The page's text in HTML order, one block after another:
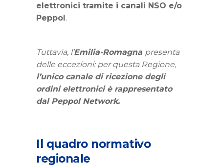
elettronici tramite i canali NSO e/o
Peppol.
Tuttavia, l’Emilia-Romagna presenta
delle eccezioni: per questa Regione,
l’unico canale di ricezione degli
ordini elettronici è rappresentato
dal Peppol Network.
Il quadro normativo
regionale